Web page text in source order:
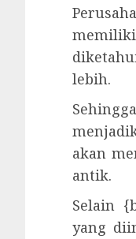
memiliki
lebih.
akan
antik.
Selain
yang